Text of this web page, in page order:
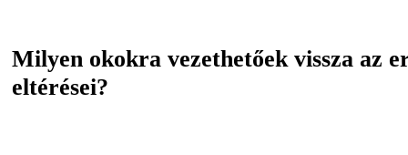
Milyen okokra vezethetőek vissza az
eltérései?